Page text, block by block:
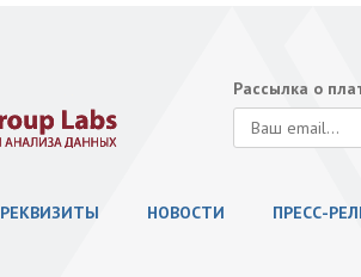
Рассылка о
РЕКВИЗИТЫ НОВОСТИ ПРЕСС-